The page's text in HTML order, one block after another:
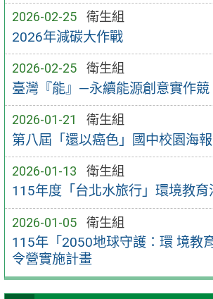
2026-02-25 衛生組
2026年減碳大作戰
2026-02-25 衛生組
臺灣『能』—永續能源創意實作競
2026-01-21 衛生組
第八屆「還以癌色」國中校園海
2026-01-13 衛生組
115年度「台北水旅行」環境教
2026-01-05 衛生組
115年「2050地球守護：環 境教
令營實施計畫